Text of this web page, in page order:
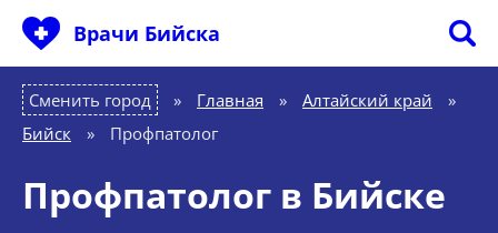
Врачи Бийска
Сменить город Главная » Алтайский край
»
Бийск
» Профпатолог
Профпатолог в Бийске